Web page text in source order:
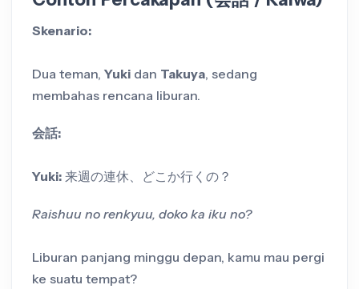
Skenario:
Dua teman, Yuki dan Takuya, sedang
membahas rencana liburan.
会話:
Yuki: 来週の連休、どこか行くの？
Raishuu no renkyuu, doko ka iku no?
Liburan panjang minggu depan, kamu mau pergi
ke suatu tempat?